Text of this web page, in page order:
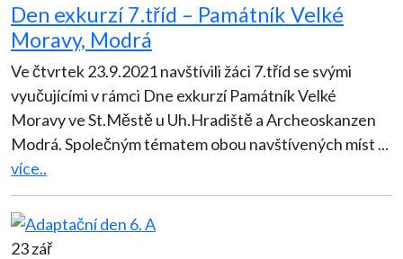
Den exkurzí 7.tříd – Památník Velké
Moravy, Modrá
Ve čtvrtek 23.9.2021 navštívili žáci 7.tříd se svými
vyučujícími v rámci Dne exkurzí Památník Velké
Moravy ve St.Městě u Uh.Hradiště a Archeoskanzen
Modrá. Společným tématem obou navštívených míst ...
více..
23 zář